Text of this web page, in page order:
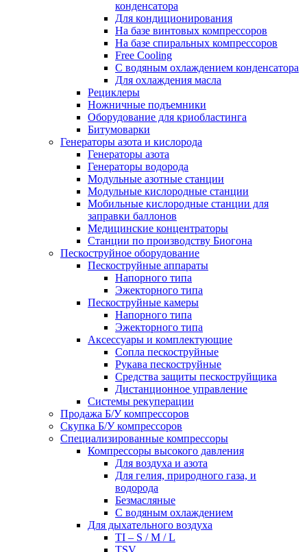
конденсатора
Для кондиционирования
На базе винтовых компрессоров
На базе спиральных компрессоров
Free Cooling
С водяным охлаждением конденсатора
Для охлаждения масла
Рециклеры
Ножничные подъемники
Оборудование для криобластинга
Битумоварки
Генераторы азота и кислорода
Генераторы азота
Генераторы водорода
Модульные азотные станции
Модульные кислородные станции
Мобильные кислородные станции для
заправки баллонов
Медицинские концентраторы
Станции по производству Биогона
Пескоструйное оборудование
Пескоструйные аппараты
Напорного типа
Эжекторного типа
Пескоструйные камеры
Напорного типа
Эжекторного типа
Аксессуары и комплектующие
Сопла пескоструйные
Рукава пескоструйные
Средства защиты пескоструйщика
Дистанционное управление
Системы рекуперации
Продажа Б/У компрессоров
Скупка Б/У компрессоров
Специализированные компрессоры
Компрессоры высокого давления
Для воздуха и азота
Для гелия, природного газа, и
водорода
Безмасляные
С водяным охлаждением
Для дыхательного воздуха
TI – S / M / L
TSV